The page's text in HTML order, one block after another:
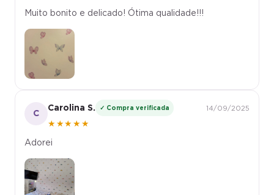
Muito bonito e delicado! Ótima qualidade!!!
C
Carolina S. ✓ Compra verificada
★★★★★
14/09/2025
Adorei